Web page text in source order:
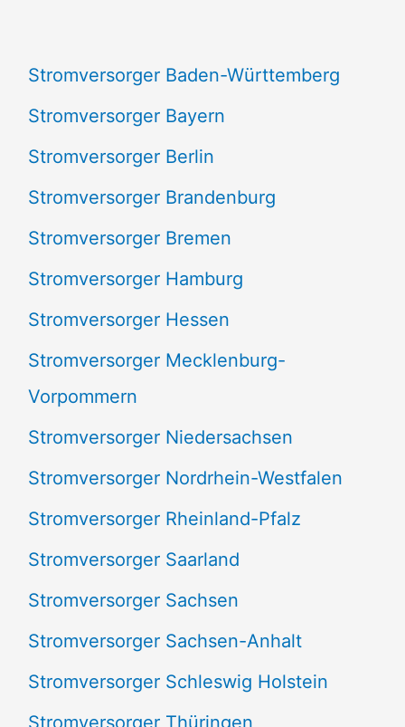
h
:
Stromversorger Baden-Württemberg
Stromversorger Bayern
Stromversorger Berlin
Stromversorger Brandenburg
Stromversorger Bremen
Stromversorger Hamburg
Stromversorger Hessen
Stromversorger Mecklenburg-
Vorpommern
Stromversorger Niedersachsen
Stromversorger Nordrhein-Westfalen
Stromversorger Rheinland-Pfalz
Stromversorger Saarland
Stromversorger Sachsen
Stromversorger Sachsen-Anhalt
Stromversorger Schleswig Holstein
Stromversorger Thüringen